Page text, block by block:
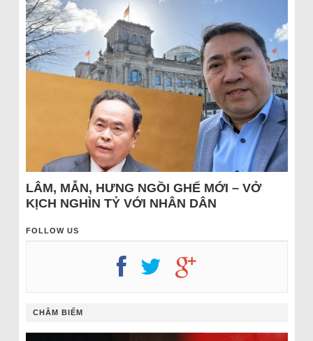
LÂM, MẪN, HƯNG NGỒI GHẾ MỚI – VỞ
KỊCH NGHÌN TỶ VỚI NHÂN DÂN
FOLLOW US
CHÂM BIẾM